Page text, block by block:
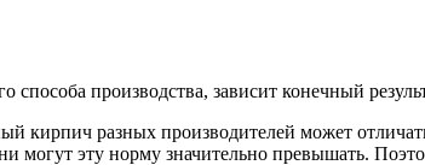
производства, зависит конечный
кирпич разных производителей может
могут эту норму значительно превышать.